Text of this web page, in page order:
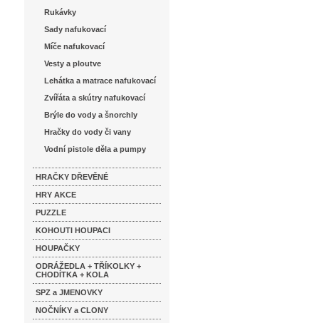
Rukávky
Sady nafukovací
Míče nafukovací
Vesty a ploutve
Lehátka a matrace nafukovací
Zvířáta a skútry nafukovací
Brýle do vody a šnorchly
Hračky do vody či vany
Vodní pistole děla a pumpy
HRAČKY DŘEVĚNÉ
HRY AKCE
PUZZLE
KOHOUTI HOUPACI
HOUPAČKY
ODRÁŽEDLA + TŘÍKOLKY +
CHODÍTKA + KOLA
SPZ a JMENOVKY
NOČNÍKY a CLONY